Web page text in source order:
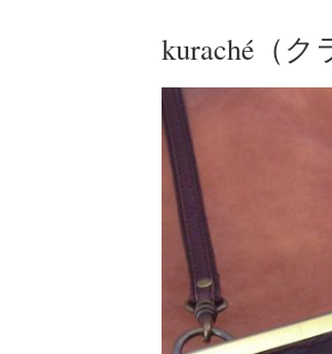
kuraché（